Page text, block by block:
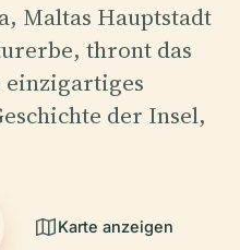
Maltas Hauptstadt
thront das
einzigartiges
der Insel,
Karte anzeigen